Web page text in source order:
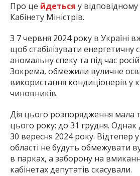
Про це йдеться у
Кабінету Міністрів.
З 7 червня 2024 року в Україні
щоб стабілізувати енергетичну
аномальну спеку та під час
Зокрема, обмежили вуличне
використання кондиціонерів у
чиновників.
Дія цього розпорядження мала
цього року: до 31 грудня. Однак
30 вересня 2024 року. Відтепер у
області не будуть обмежувати
в парках, а заборону на
кабінетах депутатів скасували.